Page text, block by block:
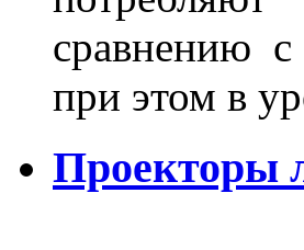
сравнению
при этом в
Проекторы